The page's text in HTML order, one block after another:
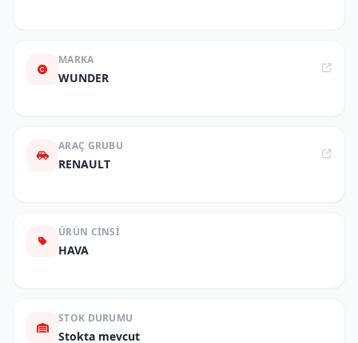
MARKA
WUNDER
ARAÇ GRUBU
RENAULT
ÜRÜN CINSI
HAVA
STOK DURUMU
Stokta mevcut